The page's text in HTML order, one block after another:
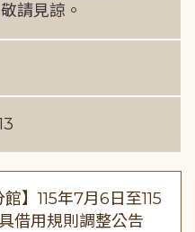
請見諒。
】115年7月6日至115
借用規則調整公告